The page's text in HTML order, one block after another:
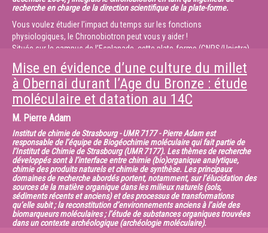
recherche en charge de la direction scientifique de la plate-forme.
Vous voulez étudier l’impact du temps sur les fonctions
physiologiques, le Chronobiotron peut vous y aider !
Située sur le campus de l’Esplanade, cette plate-forme (CNRS/Unistra)
d’hébergement et d’explorations fonctionnelles
rongeurs est spécifiquement équipée pour l’étude des rythmes
biologiques, mécanismes mis en
place par les organismes pour anticiper et donc s’adapter aux variations
cycliques de leur environnement. Au
Chronobiotron, il est possible de manipuler le temps qui passe en
faisant varier les principaux paramètres
physiques de l’environnement : l’alternance jour/nuit (heure
allumage/extinction), la photopériode (durée
de la phase lumineuse sur 24 h) mais également la température afin de
reproduire à la demande les changements
journaliers et saisonniers auxquels sont soumis quotidiennement les
êtres vivants. Le chronobiotron
propose également un large choix de modèles animaux (rongeurs
nocturnes : rats et souris OGM ou non/
Mise en évidence d’une culture du millet
à Obernai durant l’Age du Bronze : étude
moléculaire et datation au 14C
M. Pierre Adam
Institut de chimie de Strasbourg - UMR 7177 - Pierre Adam est
responsable de l’équipe de Biogéochimie moléculaire qui fait partie de
l’Institut de Chimie de Strasbourg (UMR 7177). Les thèmes de recherche
développés sont à l’interface entre chimie (bio)organique analytique,
chimie des produits naturels et chimie de synthèse. Les principaux
domaines de recherche abordés portent, notamment, sur l’élucidation des
sources de la matière organique dans les milieux naturels (sols,
sédiments récents et anciens) et des processus de transformations
qu’elle subit ; la reconstitution d’environnements anciens à l’aide des
biomarqueurs moléculaires ; l’étude de substances organiques trouvées
dans un contexte archéologique (archéologie moléculaire).